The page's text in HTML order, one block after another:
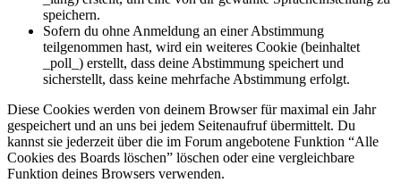
speichern.
Sofern du ohne Anmeldung an einer Abstimmung
teilgenommen hast, wird ein weiteres Cookie (beinhaltet
_poll_) erstellt, dass deine Abstimmung speichert und
sicherstellt, dass keine mehrfache Abstimmung erfolgt.
Diese Cookies werden von deinem Browser für maximal ein Jahr
gespeichert und an uns bei jedem Seitenaufruf übermittelt. Du
kannst sie jederzeit über die im Forum angebotene Funktion “Alle
Cookies des Boards löschen” löschen oder eine vergleichbare
Funktion deines Browsers verwenden.